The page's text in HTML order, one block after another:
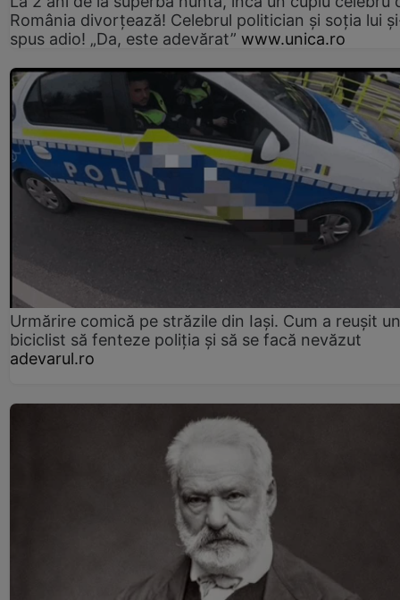
România divorțează! Celebrul politician și soția lui
spus adio! „Da, este adevărat” www.unica.ro
Urmărire comică pe străzile din Iași. Cum a reușit un
biciclist să fenteze poliția și să se facă nevăzut
adevarul.ro